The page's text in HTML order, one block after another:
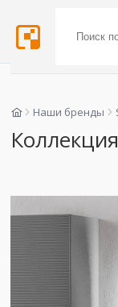
Наши бренды